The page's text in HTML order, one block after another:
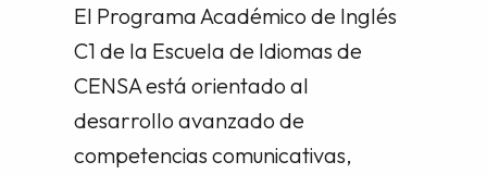
El Programa Académico de Inglés
C1 de la Escuela de Idiomas de
CENSA está orientado al
desarrollo avanzado de
competencias comunicativas,